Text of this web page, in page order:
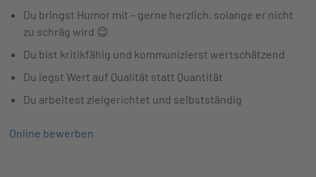
Du bringst Humor mit – gerne herzlich, solange er nicht
zu schräg wird 😉
Du bist kritikfähig und kommunizierst wertschätzend
Du legst Wert auf Qualität statt Quantität
Du arbeitest zielgerichtet und selbstständig
Online bewerben